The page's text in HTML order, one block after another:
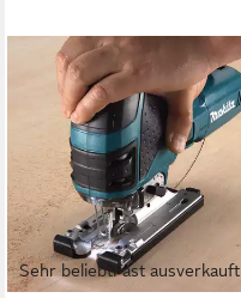
Sehr beliebtFast ausverkauft